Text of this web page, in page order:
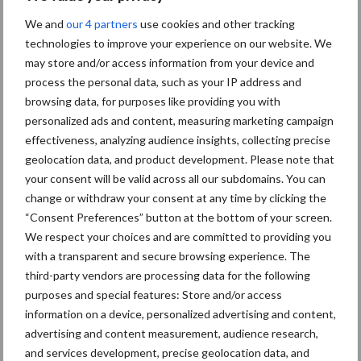
We and our 4 partners use cookies and other tracking
technologies to improve your experience on our website. We
may store and/or access information from your device and
process the personal data, such as your IP address and
browsing data, for purposes like providing you with
personalized ads and content, measuring marketing campaign
effectiveness, analyzing audience insights, collecting precise
geolocation data, and product development. Please note that
your consent will be valid across all our subdomains. You can
change or withdraw your consent at any time by clicking the
“Consent Preferences” button at the bottom of your screen.
We respect your choices and are committed to providing you
with a transparent and secure browsing experience. The
third-party vendors are processing data for the following
purposes and special features: Store and/or access
information on a device, personalized advertising and content,
advertising and content measurement, audience research,
and services development, precise geolocation data, and
Grondstoffenmarkt blijft
grillig: droogte en
geopolitiek houden handel
De speenhuid: een vaak
onderschatte risicofactor
voor mastitis
ForFarmers ziet volume en
marktaandeel groeien in
krimpende Nederlandse
markt